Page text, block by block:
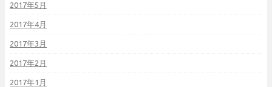
2017年5月
2017年4月
2017年3月
2017年2月
2017年1月